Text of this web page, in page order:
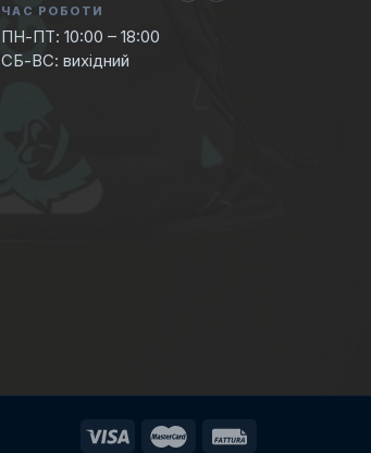
ЧАС РОБОТИ
ПН-ПТ: 10:00 – 18:00
СБ-ВС: вихідний